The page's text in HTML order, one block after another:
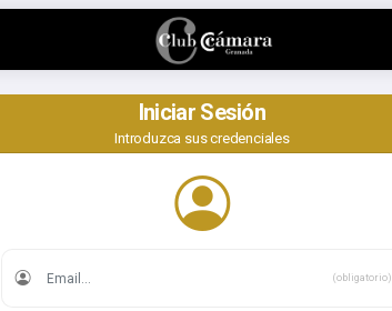
Iniciar Sesión
Introduzca sus credenciales
(obligatorio)